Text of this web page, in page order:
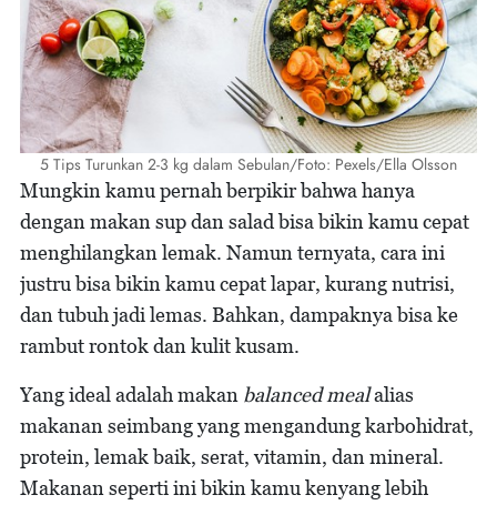
5 Tips Turunkan 2-3 kg dalam Sebulan/Foto: Pexels/Ella Olsson
Mungkin kamu pernah berpikir bahwa hanya
dengan makan sup dan salad bisa bikin kamu cepat
menghilangkan lemak. Namun ternyata, cara ini
justru bisa bikin kamu cepat lapar, kurang nutrisi,
dan tubuh jadi lemas. Bahkan, dampaknya bisa ke
rambut rontok dan kulit kusam.
Yang ideal adalah makan balanced mealalias
makanan seimbang yang mengandung karbohidrat,
protein, lemak baik, serat, vitamin, dan mineral.
Makanan seperti ini bikin kamu kenyang lebih